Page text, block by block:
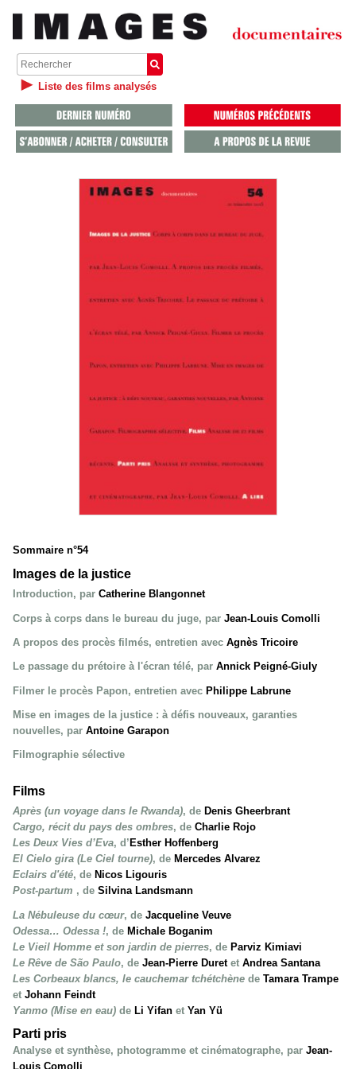
Liste des films analysés
Sommaire n°54
Images de la justice
Introduction, par Catherine Blangonnet
Corps à corps dans le bureau du juge, par Jean-Louis Comolli
A propos des procès filmés, entretien avec Agnès Tricoire
Le passage du prétoire à l'écran télé, par Annick Peigné-Giuly
Filmer le procès Papon, entretien avec Philippe Labrune
Mise en images de la justice : à défis nouveaux, garanties
nouvelles, par Antoine Garapon
Filmographie sélective
Films
Après (un voyage dans le Rwanda), de Denis Gheerbrant
Cargo, récit du pays des ombres, de Charlie Rojo
Les Deux Vies d’Eva, d’ Esther Hoffenberg
El Cielo gira (Le Ciel tourne), de Mercedes Alvarez
Eclairs d'été, de Nicos Ligouris
Post-partum , de Silvina Landsmann
La Nébuleuse du cœur, de Jacqueline Veuve
Odessa… Odessa !, de Michale Boganim
Le Vieil Homme et son jardin de pierres, de Parviz Kimiavi
Le Rêve de São Paulo, de Jean-Pierre Duretet Andrea Santana
Les Corbeaux blancs, le cauchemar tchétchène de Tamara Trampe
et Johann Feindt
Yanmo (Mise en eau) de Li Yifan et Yan Yü
Parti pris
Analyse et synthèse, photogramme et cinématographe, par Jean-
Louis Comolli